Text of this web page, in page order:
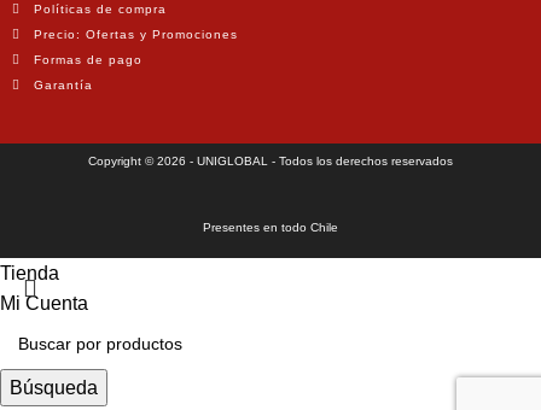
Políticas de compra
Precio: Ofertas y Promociones
Formas de pago
Garantía
Copyright © 2026 - UNIGLOBAL - Todos los derechos reservados
Presentes en todo Chile
Búsqueda
Tienda
Mi Cuenta